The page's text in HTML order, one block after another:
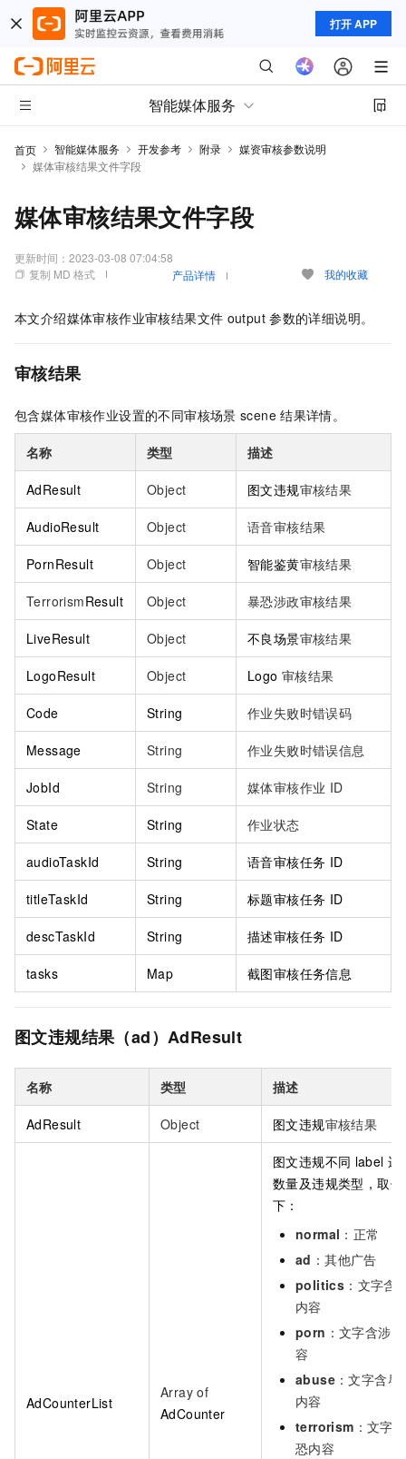
打开 APP
智能媒体服务
首页 智能媒体服务 开发参考 附录
媒资审核参数说明
媒体审核结果文件字段
媒体审核结果文件字段
更新时间： 2023-03-08 07:04:58
复制 MD 格式
产品详情 我的收藏
本文介绍媒体审核作业审核结果文件 output 参数的详细说明。
审核结果
包含媒体审核作业设置的不同审核场景 scene 结果详情。
名称 类型 描述
AdResult Object 图文违规审核结果
AudioResult Object 语音审核结果
PornResult Object 智能鉴黄审核结果
TerrorismResult Object 暴恐涉政审核结果
LiveResult Object 不良场景审核结果
LogoResult Object Logo 审核结果
Code String 作业失败时错误码
Message String 作业失败时错误信息
JobId String 媒体审核作业 ID
State String 作业状态
audioTaskId String 语音审核任务 ID
titleTaskId String 标题审核任务 ID
descTaskId String 描述审核任务 ID
tasks Map 截图审核任务信息
图文违规结果（ad）AdResult
名称 类型 描述
AdResult Object 图文违规审核结果
AdCounterList
Array of
AdCounter
图文违规不同 label 违
数量及违规类型，取
下：
normal ：正常
ad ：其他广告
politics ：文字含
内容
porn ：文字含涉
容
abuse ：文字含辱
内容
terrorism ：文字
恐内容